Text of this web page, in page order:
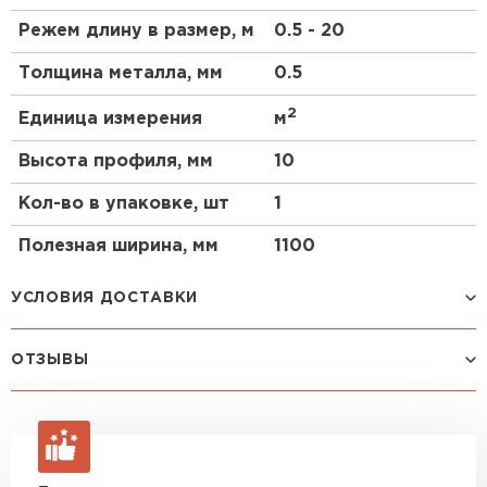
PVDF.
зернохранилища;
фермы;
ангары для хранения техники и самолетов;
временные и постоянные производственные
торговые и выставочные павильоны;
остановочные павильоны;
навесы;
промышленные сооружения.
Режем длину в размер, м 0.5 - 20
Толщина металла, мм 0.5
Единица измерения м2
Высота профиля, мм 10
Кол-во в упаковке, шт 1
Полезная ширина, мм 1100
УСЛОВИЯ ДОСТАВКИ
макс. длина груза 4 м
Машина до 2,5 тн до 32 м3
ОТЗЫВЫ
Еще нет отзывов